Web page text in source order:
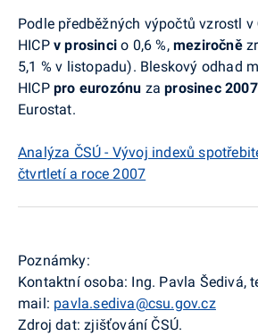
Podle předběžných výpočtů vzrostl v
HICP v prosincio 0,6 %,meziročně
5,1 % v listopadu). Bleskový odhad
HICP pro eurozónu za prosinec 2007
Eurostat.
Analýza ČSÚ - Vývoj indexů
čtvrtletí a roce 2007
Poznámky:
Kontaktní osoba: Ing. Pavla Šedivá,
mail: pavla.sediva@csu.gov.cz
Zdroj dat: zjišťování ČSÚ.